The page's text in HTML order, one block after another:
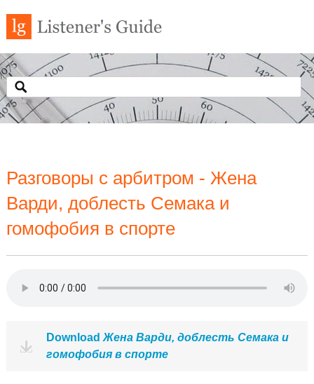
Разговоры с арбитром - Жена
Варди, доблесть Семака и
гомофобия в спорте
Download Жена Варди, доблесть Семака и
гомофобия в спорте